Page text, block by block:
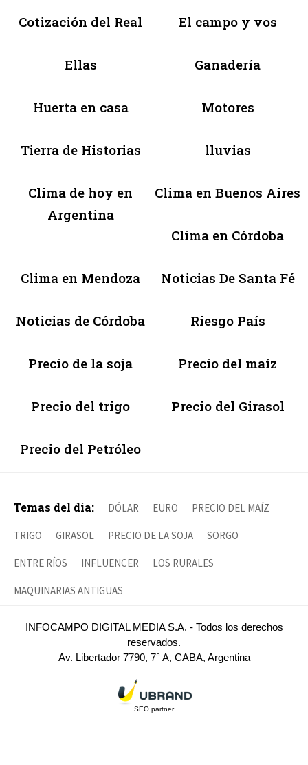
Cotización del Real El campo y vos
Ellas Ganadería
Huerta en casa Motores
Tierra de Historias lluvias
Clima de hoy en
Argentina
Clima en Buenos Aires
Clima en Córdoba
Clima en Mendoza Noticias De Santa Fé
Noticias de Córdoba Riesgo País
Precio de la soja Precio del maíz
Precio del trigo Precio del Girasol
Precio del Petróleo
Temas del día: DÓLAR EURO PRECIO DEL MAÍZ
TRIGO GIRASOL PRECIO DE LA SOJA SORGO
ENTRE RÍOS INFLUENCER LOS RURALES
MAQUINARIAS ANTIGUAS
INFOCAMPO DIGITAL MEDIA S.A. - Todos los derechos
reservados.
Av. Libertador 7790, 7° A, CABA, Argentina
SEO partner